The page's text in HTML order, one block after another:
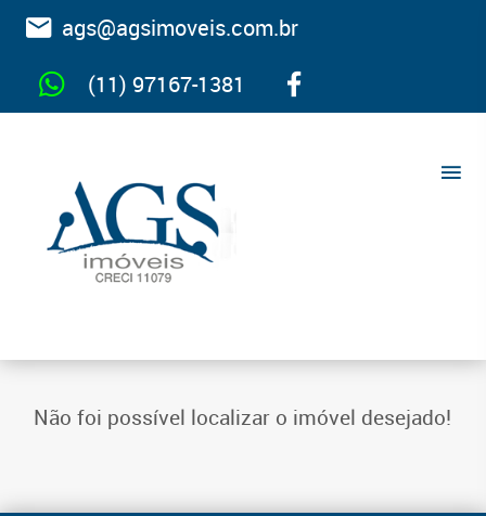
ags@agsimoveis.com.br
(11) 97167-1381
Não foi possível localizar o imóvel desejado!